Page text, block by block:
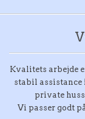
Kvalitets arbejde
stabil assistance
private
Vi passer godt